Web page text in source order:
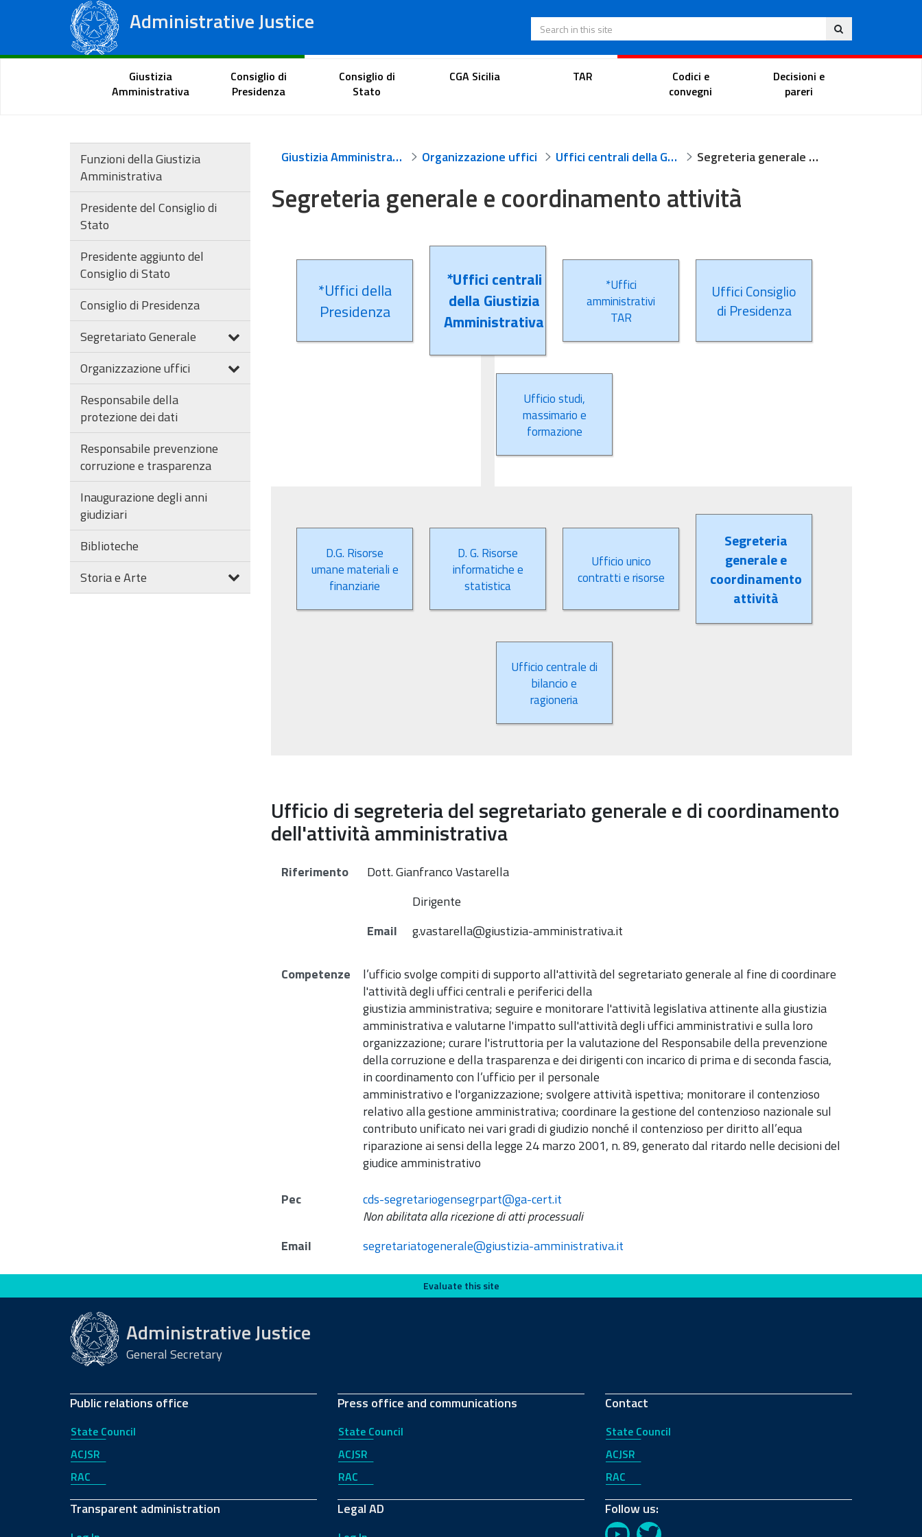
Administrative Justice
Regional Administrative Courts
Eng
Search in this site
Citizen Portal Lawyer's portal Magistrate Portal
Giustizia
Amministrativa
Consiglio di
Presidenza
Consiglio di
Stato
CGA Sicilia TAR
Codici e
convegni
Decisioni e
pareri
Funzioni della Giustizia
Amministrativa
Presidente del Consiglio di
Stato
Presidente aggiunto del
Consiglio di Stato
Consiglio di Presidenza
Segretariato Generale
Organizzazione uffici
Responsabile della
protezione dei dati
Responsabile prevenzione
corruzione e trasparenza
Inaugurazione degli anni
giudiziari
Biblioteche
Storia e Arte
Giustizia Amministrativa Organizzazione uffici Uffici centrali della Giustizia Amministrativa Segreteria generale e coordinamento attività
Segreteria generale e coordinamento attività
*Uffici della
Presidenza
*Uffici centrali
della Giustizia
Amministrativa
D.G. Risorse
umane materiali e
finanziarie
D. G. Risorse
informatiche e
statistica
Ufficio unico
contratti e risorse
Segreteria
generale e
coordinamento
attività
Ufficio centrale di
bilancio e
ragioneria
*Uffici
amministrativi
TAR
Uffici Consiglio
di Presidenza
Ufficio studi,
massimario e
formazione
Ufficio di segreteria del segretariato generale e di coordinamento
dell'attività amministrativa
Riferimento Dott.Gianfranco Vastarella
Dirigente
Email
g.vastarella@giustizia-amministrativa.it
Competenze
l’ufficio svolge compiti di supporto all'attività del segretariato generale al fine di coordinare
l'attività degli uffici centrali e periferici della
giustizia amministrativa; seguire e monitorare l'attività legislativa attinente alla giustizia
amministrativa e valutarne l'impatto sull'attività degli uffici amministrativi e sulla loro
organizzazione; curare l'istruttoria per la valutazione del Responsabile della prevenzione
della corruzione e della trasparenza e dei dirigenti con incarico di prima e di seconda fascia,
in coordinamento con l’ufficio per il personale
amministrativo e l'organizzazione; svolgere attività ispettiva; monitorare il contenzioso
relativo alla gestione amministrativa; coordinare la gestione del contenzioso nazionale sul
contributo unificato nei vari gradi di giudizio nonché il contenzioso per diritto all’equa
riparazione ai sensi della legge 24 marzo 2001, n. 89, generato dal ritardo nelle decisioni del
giudice amministrativo
Pec
cds-segretariogensegrpart@ga-cert.it
Non abilitata alla ricezione di atti processuali
Email
segretariatogenerale@giustizia-amministrativa.it
Evaluate this site Evaluate this site
Administrative Justice
General Secretary
Public relations office
State Council
ACJSR
RAC
Transparent administration
Press office and communications
State Council
ACJSR
RAC
Legal AD
Contact
State Council
ACJSR
RAC
Follow us: